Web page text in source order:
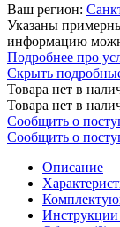
Ваш регион:
Указаны
информацию
Подробнее про
Скрыть
Товара нет в
Товара нет в
Сообщить о
Сообщить о
Описание